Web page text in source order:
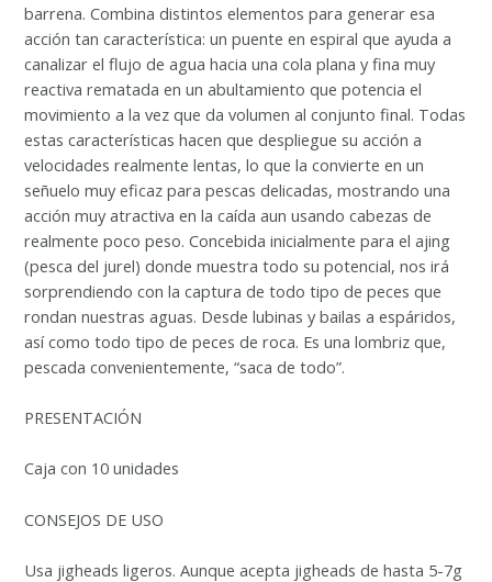
barrena. Combina distintos elementos para generar esa
acción tan característica: un puente en espiral que ayuda a
canalizar el flujo de agua hacia una cola plana y fina muy
reactiva rematada en un abultamiento que potencia el
movimiento a la vez que da volumen al conjunto final. Todas
estas características hacen que despliegue su acción a
velocidades realmente lentas, lo que la convierte en un
señuelo muy eficaz para pescas delicadas, mostrando una
acción muy atractiva en la caída aun usando cabezas de
realmente poco peso. Concebida inicialmente para el ajing
(pesca del jurel) donde muestra todo su potencial, nos irá
sorprendiendo con la captura de todo tipo de peces que
rondan nuestras aguas. Desde lubinas y bailas a espáridos,
así como todo tipo de peces de roca. Es una lombriz que,
pescada convenientemente, “saca de todo”.
PRESENTACIÓN
Caja con 10 unidades
CONSEJOS DE USO
Usa jigheads ligeros. Aunque acepta jigheads de hasta 5-7g